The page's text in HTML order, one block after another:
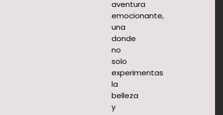
aventura
emocionante,
una
donde
no
solo
experimentas
la
belleza
y